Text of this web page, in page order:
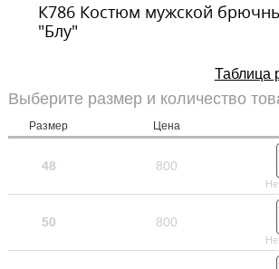
К786 Костюм мужской
"Блу"
Таблица
Выберите размер и количество
Размер Цена
48 800
50 800